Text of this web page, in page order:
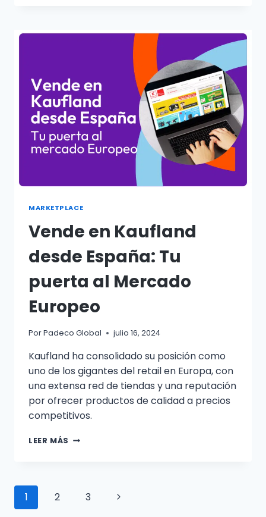
MARKETPLACE
Vende en Kaufland
desde España: Tu
puerta al Mercado
Europeo
PorPadeco Global julio 16, 2024
Kaufland ha consolidado su posición como
uno de los gigantes del retail en Europa, con
una extensa red de tiendas y una reputación
por ofrecer productos de calidad a precios
competitivos.
LEER MÁS
1 2 3